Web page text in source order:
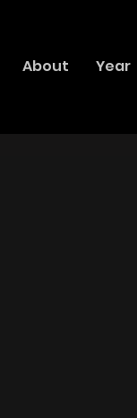
About Year